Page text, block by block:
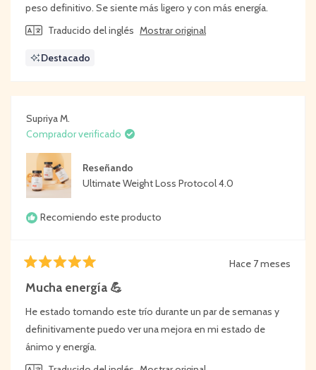
peso definitivo. Se siente más ligero y con más energía.
Traducido del inglés Mostrar original
Destacado
Supriya M.
Comprador verificado
Reseñando
Ultimate Weight Loss Protocol 4.0
Recomiendo este producto
5
de
estrellas
Hace 7 meses
Mucha energía 💪
He estado tomando este trío durante un par de semanas y
definitivamente puedo ver una mejora en mi estado de
ánimo y energía.